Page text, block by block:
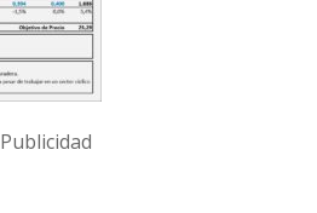
Publicidad